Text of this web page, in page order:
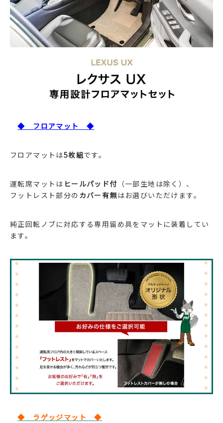
◆ フロアマット ◆
フロアマットは5枚組です。
運転席マットは ヒールパッド付 （一部生地は除く）、
フットレスト部分の カバー有無はお選びいただけます。
純正回転ノブに対応する専用留め具をマットに装着してい
ます。
◆ ラゲッジマット ◆